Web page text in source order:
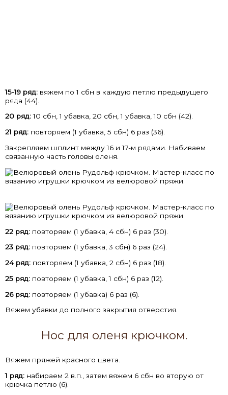
15-19 ряд: вяжем по 1 сбн в каждую петлю предыдущего
ряда (44).
20 ряд:10 сбн, 1 убавка, 20 сбн, 1 убавка, 10 сбн (42).
21 ряд: повторяем (1 убавка, 5 сбн) 6 раз (36).
Закрепляем шплинт между 16 и 17-м рядами. Набиваем
связанную часть головы оленя.
22 ряд: повторяем (1 убавка, 4 сбн) 6 раз (30).
23 ряд: повторяем (1 убавка, 3 сбн) 6 раз (24).
24 ряд: повторяем (1 убавка, 2 сбн) 6 раз (18).
25 ряд: повторяем (1 убавка, 1 сбн) 6 раз (12).
26 ряд: повторяем (1 убавка) 6 раз (6).
Вяжем убавки до полного закрытия отверстия.
Нос для оленя крючком.
Вяжем пряжей красного цвета.
1 ряд: набираем 2 в.п., затем вяжем 6 сбн во вторую от
крючка петлю (6).